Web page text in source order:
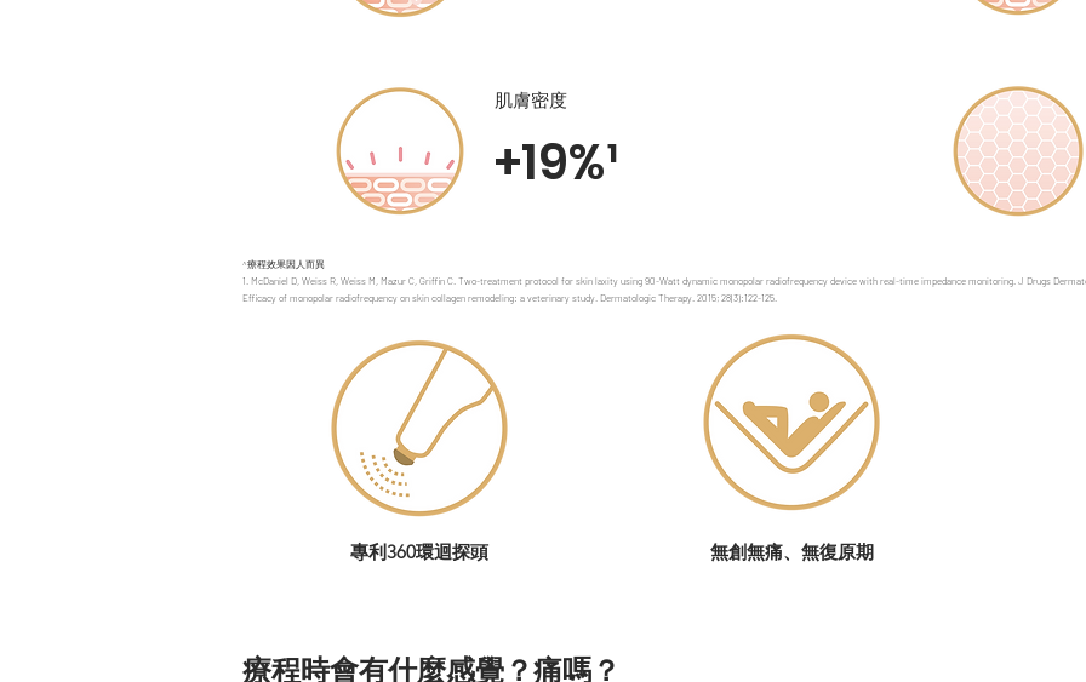
肌膚密度
+19%¹
^療程效果因人而異
1. McDaniel D, Weiss R, Weiss M, Mazur C, Griffin C. Two-treatment protocol for skin laxity using 90-Watt dynamic monopolar radiofrequency device with real-time impedance monitoring. J Drugs
Efficacy of monopolar radiofrequency on skin collagen remodeling: a veterinary study. Dermatologic Therapy. 2015; 28(3):122-125.
專利360環迴探頭 無創無痛、無復原期
療程時會有什麼感覺？痛嗎？